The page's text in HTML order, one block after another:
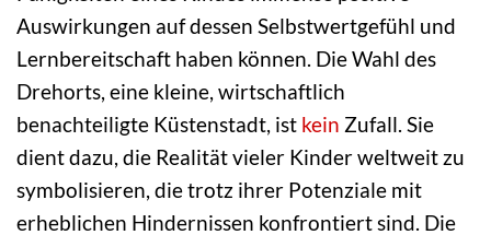
Auswirkungen auf dessen Selbstwertgefühl und
Lernbereitschaft haben können. Die Wahl des
Drehorts, eine kleine, wirtschaftlich
benachteiligte Küstenstadt, ist kein Zufall. Sie
dient dazu, die Realität vieler Kinder weltweit zu
symbolisieren, die trotz ihrer Potenziale mit
erheblichen Hindernissen konfrontiert sind. Die